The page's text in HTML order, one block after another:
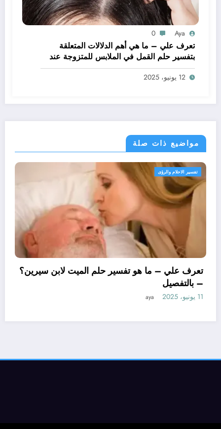
Aya
0
تعرف علي – ما هي أهم الدلالات المتعلقة
بتفسير حلم القمل في الملابس للمتزوجة عند
ابن سيرين؟ – بالتفصيل
12 يونيو، 2025
مواضيع ذات صلة
تعرف
– ما هو تأويل ابن سيرين لتفسير حلم